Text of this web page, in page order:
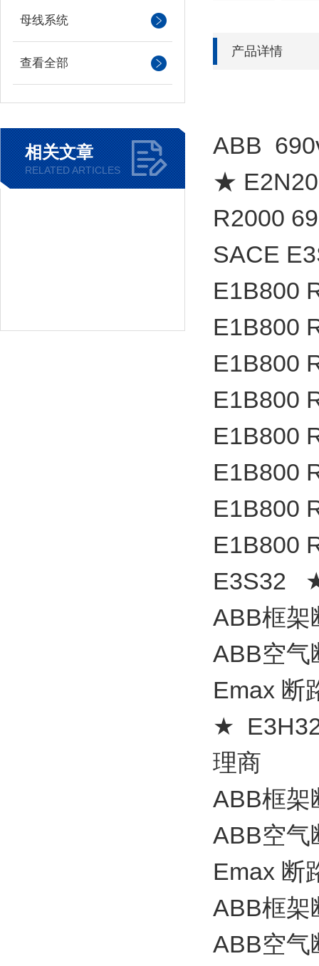
母线系统
查看全部
相关文章
RELATED ARTICLES
产品详情
ABB
★
R2000
SACE
E1B800
E1B800
E1B800
E1B800
E1B800
E1B800
E1B800
E1B800
E3S32
ABB框架
ABB空气
Emax
★
理商
ABB框架
ABB空气
Emax 断
ABB框架
ABB空气